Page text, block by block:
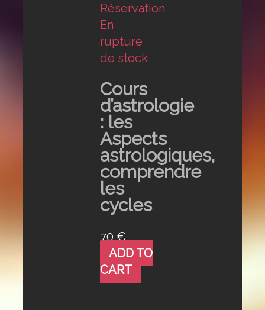
Réservation
En
rupture
de stock
Cours
d’astrologie
: les
Aspects
astrologiques,
comprendre
les
cycles
70€
ADD TO
CART